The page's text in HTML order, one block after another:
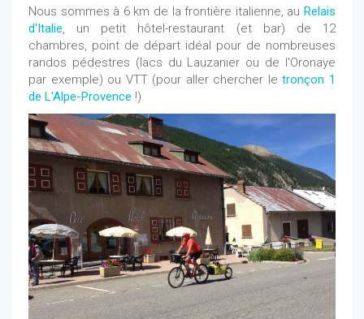
Nous sommes à 6 km de la frontière italienne, au Relais
d'Italie, un petit hôtel-restaurant (et bar) de 12
chambres, point de départ idéal pour de nombreuses
randos pédestres (lacs du Lauzanier ou de l'Oronaye
par exemple) ou VTT (pour aller chercher letronçon 1
de L'Alpe-Provence !)